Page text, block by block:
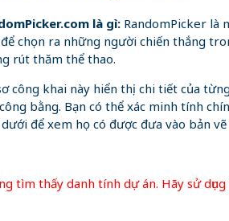
là gì: RandomPicker là
để chọn ra những người chiến thắng
rút thăm thể thao.
công khai này hiển thị chi tiết của
bằng. Bạn có thể xác minh tính
để xem họ có được đưa vào bản
tìm thấy danh tính dự án. Hãy sử